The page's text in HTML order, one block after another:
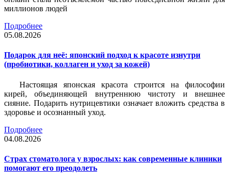
миллионов людей
Подробнее
05.08.2026
Подарок для неё: японский подход к красоте изнутри
(пробиотики, коллаген и уход за кожей)
Настоящая японская красота строится на философии
кирей, объединяющей внутреннюю чистоту и внешнее
сияние. Подарить нутрицевтики означает вложить средства в
здоровье и осознанный уход.
Подробнее
04.08.2026
Страх стоматолога у взрослых: как современные клиники
помогают его преодолеть